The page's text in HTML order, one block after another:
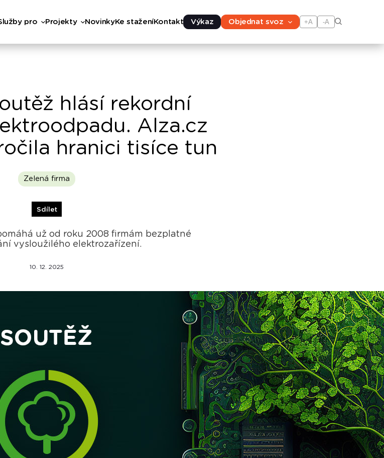
pro Projekty NovinkyKe staženíKontakt Výkaz Objednat svoz +A -A
hlásí rekordní
Alza.cz
hranici tisíce tun
Zelená firma
Sdílet
už od roku 2008 firmám bezplatné
vysloužilého elektrozařízení.
10. 12. 2025